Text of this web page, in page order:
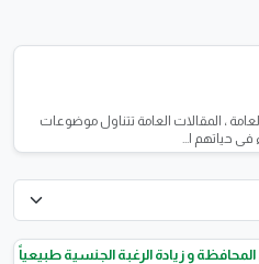
مدونة للمقالات العامة ، المقالات العامة تتناول موضوعات
في حياتهم ا...
و زيادة الرغبة الجنسية طبيعياً